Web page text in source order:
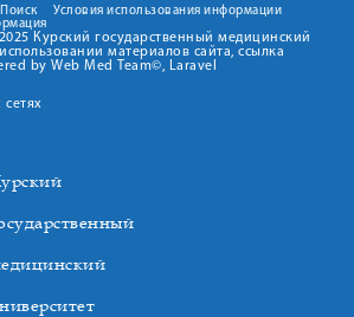
Поиск
Условия использования информации
Курский государственный медицинский
материалов сайта, ссылка
by Web Med Team©, Laravel